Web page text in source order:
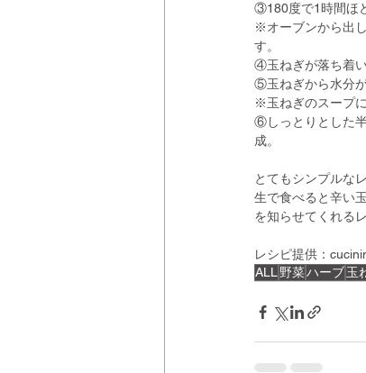
③180度で1時間ほ
※オーブンから出
す。
④玉ねぎが落ち着
⑤玉ねぎから水分
※玉ねぎのスープ
⑥しっとりとした
成。
とてもシンプルな
生で食べると辛い
を知らせてくれる
レシピ提供：
ALL 野菜ハーブ玉